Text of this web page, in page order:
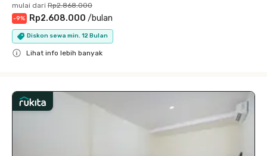
mulai dari Rp2.868.000
-9% Rp2.608.000 /bulan
Diskon sewa min. 12 Bulan
Lihat info lebih banyak